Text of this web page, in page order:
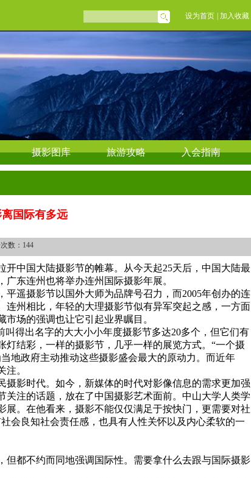
设为首页 加入收藏
摄影图库 旅游攻略 入会指南
国际有多远
数： 144
中国大陆摄影节的帷幕。从今天起25天后，中国大陆最
东连州也将举办连州国际摄影年展。
遥摄影节以国外大师为品牌号召力，而2005年创办的连
州相比，年轻的大理摄影节似有异军突起之感，一方面
场的强调也让它引起业界瞩目。
得出名字的大大小小年度摄影节多达20多个，但它们有
结彩，一样的摄影节，几乎一样的展览方式。“一个摄
地政府主动推动这些摄影盛会最大的原动力。而近年
。
影时代。如今，新媒体的时代对影像信息的需求更加强
注的话题，放在了中国摄影艺术面前。中山大学人类学
。在他看来，摄影不能仅仅满足于按快门，更需要对社
会良知社会责任感，也具有人性关怀以及内心柔软的一
都不约而同地强调国际性。需要拿什么去跟与国际摄影